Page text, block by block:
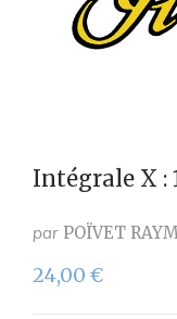
Intégrale X :
par POÏVET
24,00 €